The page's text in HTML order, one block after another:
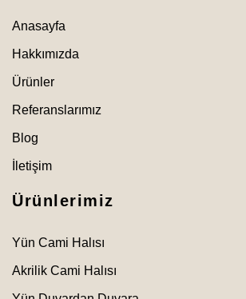
Anasayfa
Hakkımızda
Ürünler
Referanslarımız
Blog
İletişim
Ürünlerimiz
Yün Cami Halısı
Akrilik Cami Halısı